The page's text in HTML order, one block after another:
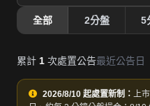
全部 2分盤 5
累計 1 次處置公告最近公告日
2026/8/10 起處置新制： 上